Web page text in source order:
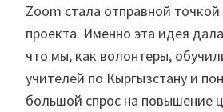
Zoom стала отправной
проекта. Именно эта идея
что мы, как волонтеры,
учителей по Кыргызстану и
большой спрос на повышение